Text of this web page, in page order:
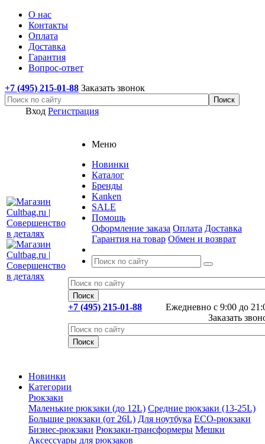
О нас
Контакты
Оплата
Доставка
Гарантия
Вопрос-ответ
+7 (495) 215-01-88 Заказать звонок
Вход Регистрация
Меню
Новинки
Каталог
Бренды
Kanken
SALE
Помощь
Оформление заказа Оплата Доставка
Гарантия на товар Обмен и возврат
Ежедневно с 9:00 до
+7 (495) 215-01-88
Заказать
Новинки
Категории
Рюкзаки
Маленькие рюкзаки (до 12L) Средние рюкзаки (13-25L)
Большие рюкзаки (от 26L) Для ноутбука ECO-рюкзаки
Бизнес-рюкзаки Рюкзаки-трансформеры Мешки
Аксессуары для рюкзаков